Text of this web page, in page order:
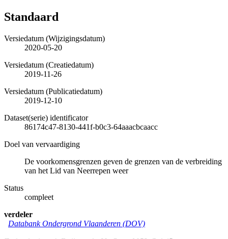
Standaard
Versiedatum (Wijzigingsdatum)
2020-05-20
Versiedatum (Creatiedatum)
2019-11-26
Versiedatum (Publicatiedatum)
2019-12-10
Dataset(serie) identificator
86174c47-8130-441f-b0c3-64aaacbcaacc
Doel van vervaardiging
De voorkomensgrenzen geven de grenzen van de verbreiding
van het Lid van Neerrepen weer
Status
compleet
verdeler
Databank Ondergrond Vlaanderen (DOV)